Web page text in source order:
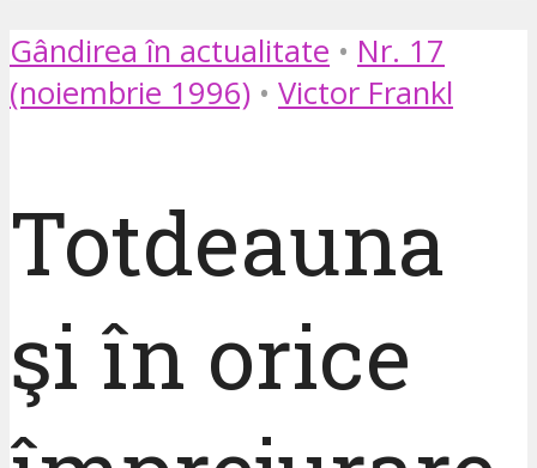
Gândirea în actualitate • Nr. 17
(noiembrie 1996) • Victor Frankl
Totdeauna
şi în orice